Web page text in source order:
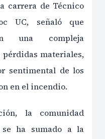
carrera de Técnico
UC, señaló que
una compleja
materiales,
sentimental de los
en el incendio.
la comunidad
ha sumado a la